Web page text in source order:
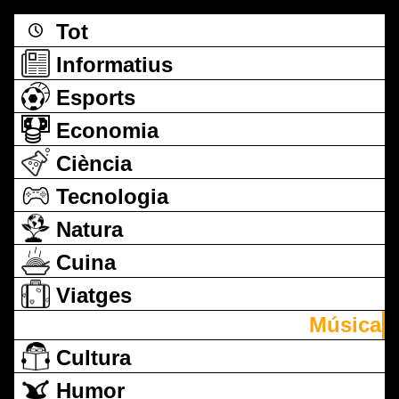
Tot
Informatius
Esports
Economia
Ciència
Tecnologia
Natura
Cuina
Viatges
Música
Cultura
Humor